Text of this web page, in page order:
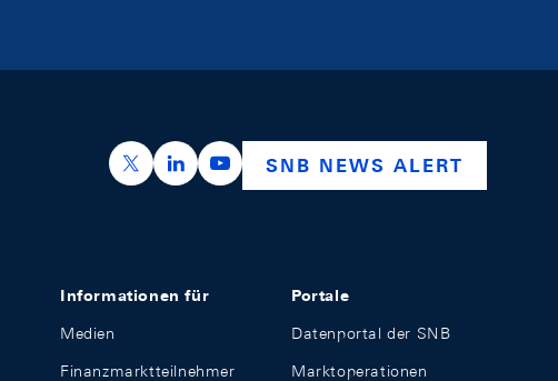
https://x.com/snb_bns
https://ch.linkedin.com/company/swiss-
https://www.youtube.com/
SNB NEWS ALERT
Informationen für
Medien
Finanzmarktteilnehmer
Portale
Datenportal der SNB
Marktoperationen